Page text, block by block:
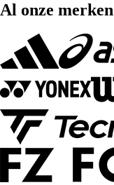
Al onze merken